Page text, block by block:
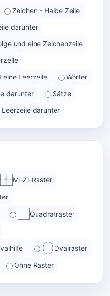
Zeichen - Halbe Zeile
darunter
und eine Zeichenzeile
eine Leerzeile
Wörter
darunter
Sätze
darunter
Mi-Zi-Raster
Quadratraster
Ovalraster
Ohne Raster